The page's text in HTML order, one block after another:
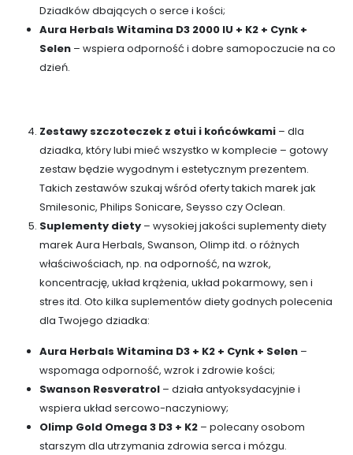
Dziadków dbających o serce i kości;
Aura Herbals Witamina D3 2000 IU + K2 + Cynk +
Selen– wspiera odporność i dobre samopoczucie na co
dzień.
Zestawy szczoteczek z etui i końcówkami– dla
dziadka, który lubi mieć wszystko w komplecie – gotowy
zestaw będzie wygodnym i estetycznym prezentem.
Takich zestawów szukaj wśród oferty takich marek jak
Smilesonic, Philips Sonicare, Seysso czy Oclean.
Suplementy diety – wysokiej jakości suplementy diety
marek Aura Herbals, Swanson, Olimp itd. o różnych
właściwościach, np. na odporność, na wzrok,
koncentrację, układ krążenia, układ pokarmowy, sen i
stres itd. Oto kilka suplementów diety godnych polecenia
dla Twojego dziadka:
Aura Herbals Witamina D3 + K2 + Cynk + Selen–
wspomaga odporność, wzrok i zdrowie kości;
Swanson Resveratrol– działa antyoksydacyjnie i
wspiera układ sercowo-naczyniowy;
Olimp Gold Omega 3 D3 + K2– polecany osobom
starszym dla utrzymania zdrowia serca i mózgu.